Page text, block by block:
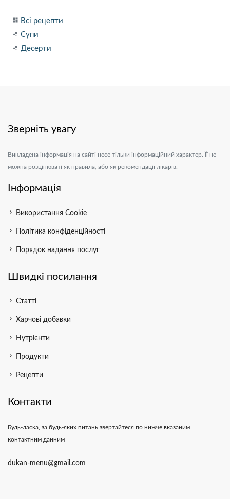
dashboard Всі рецепти
bubble_chart Супи
bubble_chart Десерти
Зверніть увагу
Викладена інформація на сайті несе тільки інформаційний характер. Її не
можна розцінюваті як правила, або як рекомендації лікарів.
Інформація
chevron_right Використання Cookie
chevron_right Політика конфіденційності
chevron_right Порядок надання послуг
Швидкі посилання
chevron_right Статті
chevron_right Харчові добавки
chevron_right Нутрієнти
chevron_right Продукти
chevron_right Рецепти
Контакти
Будь-ласка, за будь-яких питань звертайтеся по нижче вказаним
контактним данним
dukan-menu@gmail.com